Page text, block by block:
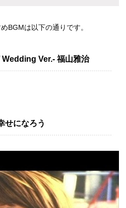
BGMは以下の通りです。
Wedding Ver.- 福山雅治
せになろう